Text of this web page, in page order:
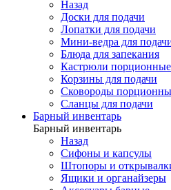
Назад
Доски для подачи
Лопатки для подачи
Мини-ведра для
Блюда для запекания
Кастрюли порционные
Корзины для подачи
Сковороды
Сланцы для подачи
Барный инвентарь
Барный инвентарь
Назад
Сифоны и капсулы
Штопоры и
Ящики и органайзеры